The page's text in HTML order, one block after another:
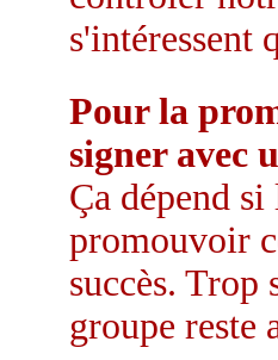
s'intéressent
Pour la
signer avec
Ça dépend
promouvoir
succès. Trop
groupe reste